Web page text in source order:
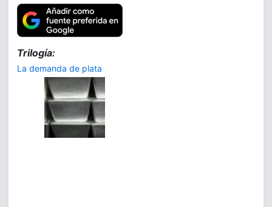
Trilogía:
La demanda de plata